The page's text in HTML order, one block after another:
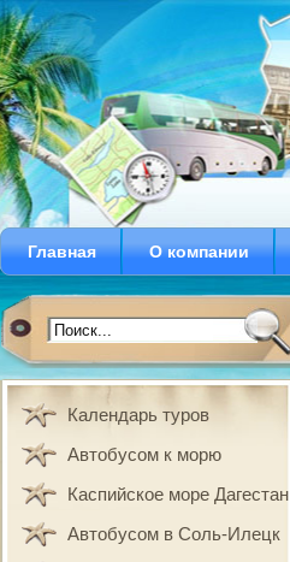
Главная О компании
Календарь туров
Автобусом к морю
Каспийское море Дагестан
Автобусом в Соль-Илецк